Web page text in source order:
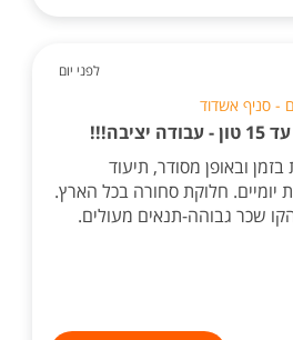
לפני יום
- סניף אשדוד
ובאופן מסודר, תיעוד
יומיים. חלוקת סחורה בכל הארץ.
שכר גבוהה-תנאים מעולים.